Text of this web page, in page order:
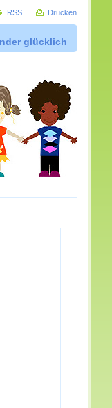
glücklich
RSS Drucken